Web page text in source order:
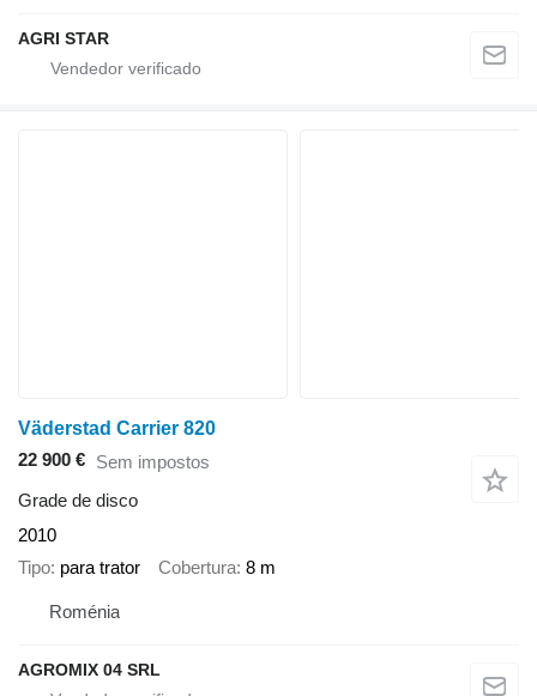
AGRI STAR
Väderstad Carrier 820
22 900 € Sem impostos
Grade de disco
2010
Tipo para trator Cobertura 8 m
Roménia
AGROMIX 04 SRL